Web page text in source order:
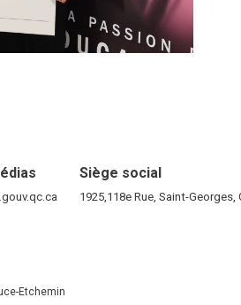
(ce lien ouvre dans une nouvelle
Siège social
1925,118e Rue, Saint-Georges,
Etchemin